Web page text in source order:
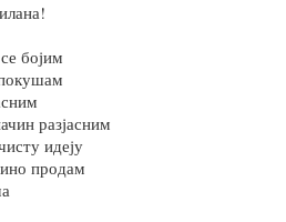
бојим
разјасним
идеју
продам